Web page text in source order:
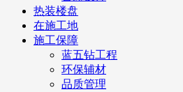
热装楼盘
在施工地
施工保障
蓝五钻工程
环保辅材
品质管理